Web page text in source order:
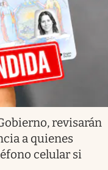
revisarán
a quienes
celular si